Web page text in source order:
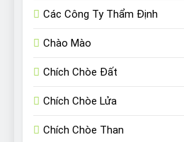
Các Công Ty Thẩm Định
Chào Mào
Chích Chòe Đất
Chích Chòe Lửa
Chích Chòe Than